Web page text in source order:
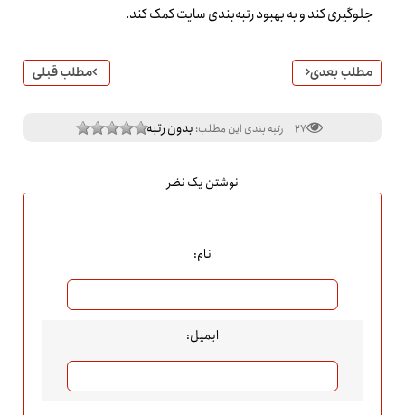
جلوگیری کند و به بهبود رتبه‌بندی سایت کمک کند.
مطلب قبلی مطلب بعدی
27 رتبه بندی این مطلب: بدون رتبه
نوشتن یک نظر
نام:
ایمیل: